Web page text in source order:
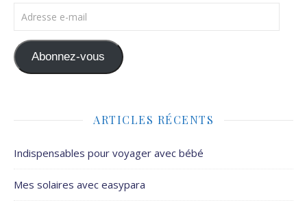
Adresse e-mail
Abonnez-vous
ARTICLES RÉCENTS
Indispensables pour voyager avec bébé
Mes solaires avec easypara